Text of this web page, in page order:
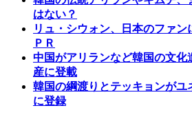
はない？
リュ・シウォン、日本のファ
ＰＲ
中国がアリランなど韓国の文化
産に登載
韓国の綱渡りとテッキョンがユ
に登録